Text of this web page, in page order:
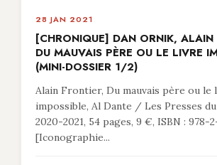
28 JAN 2021
[CHRONIQUE] DAN ORNIK, ALAIN
DU MAUVAIS PÈRE OU LE LIVRE
(MINI-DOSSIER 1/2)
Alain Frontier, Du mauvais père ou le
impossible, Al Dante / Les Presses
2020-2021, 54 pages, 9 €, ISBN : 978-
[Iconographie...